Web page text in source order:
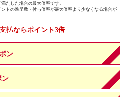
たした場合の最大倍率です。
トの進呈数・付与倍率が最大倍率より少なくなる場合が
払ならポイント3倍
ン
ン